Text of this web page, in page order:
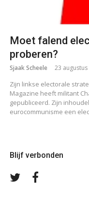
Moet falend
proberen?
Sjaak Scheele 23
Zijn linkse electorale
Magazine heeft militant
gepubliceerd. Zijn
eurocommunisme een
Blijf verbonden
Volg